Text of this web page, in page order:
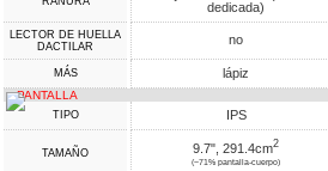
dedicada)
LECTOR DE HUELLA
DACTILAR
no
MÁS lápiz
PANTALLA
TIPO IPS
TAMAÑO 9.7", 291.4cm2
(~71% pantalla-cuerpo)